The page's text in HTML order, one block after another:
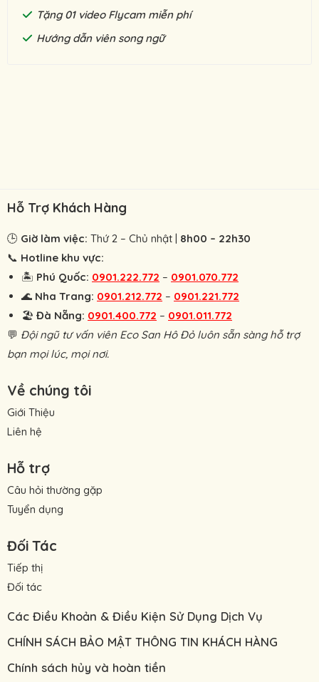
Tặng 01 video Flycam miễn phí
Hướng dẫn viên song ngữ
Hỗ Trợ Khách Hàng
🕒 Giờ làm việc: Thứ 2 – Chủ nhật | 8h00 – 22h30
📞 Hotline khu vực:
🏝 Phú Quốc: 0901.222.772 – 0901.070.772
🌊 Nha Trang: 0901.212.772 – 0901.221.772
🏖 Đà Nẵng: 0901.400.772 – 0901.011.772
💬 Đội ngũ tư vấn viên Eco San Hô Đỏ luôn sẵn sàng hỗ trợ
bạn mọi lúc, mọi nơi.
Về chúng tôi
Giới Thiệu
Liên hệ
Hỗ trợ
Câu hỏi thường gặp
Tuyển dụng
Đối Tác
Tiếp thị
Đối tác
Các Điều Khoản & Điều Kiện Sử Dụng Dịch Vụ
CHÍNH SÁCH BẢO MẬT THÔNG TIN KHÁCH HÀNG
Chính sách hủy và hoàn tiền